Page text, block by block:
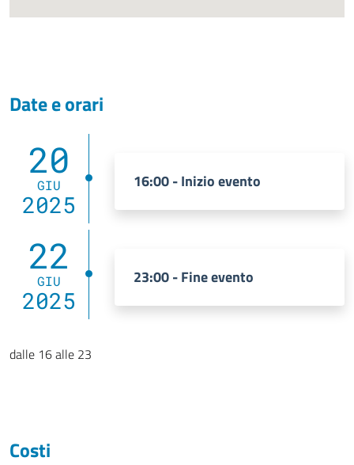
Date e orari
20
GIU
2025
16:00 - Inizio evento
22
GIU
2025
23:00 - Fine evento
dalle 16 alle 23
Costi